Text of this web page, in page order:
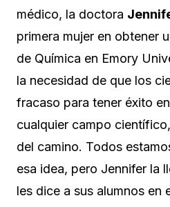
médico, la doctora
primera mujer en obtener
de Química en Emory
la necesidad de que los
fracaso para tener éxito
cualquier campo
del camino. Todos
esa idea, pero Jennifer la
les dice a sus alumnos en